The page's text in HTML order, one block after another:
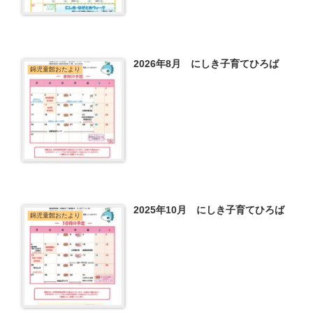
錦児童館おたより 2026年8月 にしき子育てひろば
錦児童館おたより 2025年10月 にしき子育てひろば